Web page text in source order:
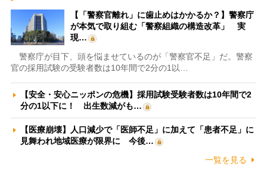
【「警察官離れ」に歯止めはかかるか？】警察庁
が本気で取り組む「警察組織の構造改革」 実
現…
警察庁が目下、頭を悩ませているのが「警察官不足」だ。警察
官の採用試験の受験者数は10年間で2分の1以…
【安全・安心ニッポンの危機】採用試験受験者数は10年間で2
分の1以下に！ 出生数減がも…
【医療崩壊】人口減少で「医師不足」に加えて「患者不足」に
見舞われ地域医療が限界に 今後…
一覧を見る